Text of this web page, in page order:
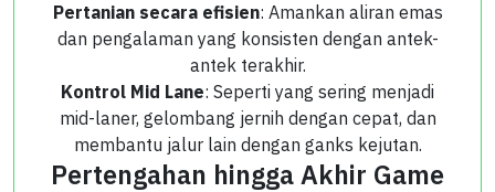
Pertanian secara efisien: Amankan aliran emas
dan pengalaman yang konsisten dengan antek-
antek terakhir.
Kontrol Mid Lane: Seperti yang sering menjadi
mid-laner, gelombang jernih dengan cepat, dan
membantu jalur lain dengan ganks kejutan.
Pertengahan hingga Akhir Game